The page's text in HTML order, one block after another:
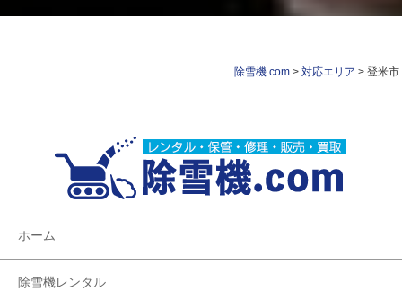
除雪機.com > 対応エリア > 登米市
ホーム
除雪機レンタル